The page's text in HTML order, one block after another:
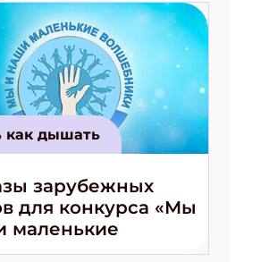
как дышать
зарубежных
для конкурса «Мы
маленькие